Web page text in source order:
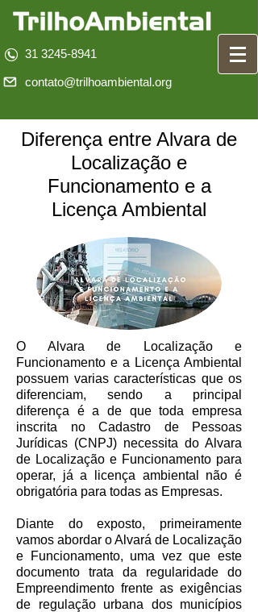
31 3245-8941
contato@trilhoambiental.org
Diferença entre Alvara de
Localização e
Funcionamento e a
Licença Ambiental
O Alvara de Localização e
Funcionamento e a Licença Ambiental
possuem varias características que os
diferenciam, sendo a principal
diferença é a de que toda empresa
inscrita no Cadastro de Pessoas
Jurídicas (CNPJ) necessita do Alvara
de Localização e Funcionamento para
operar, já a licença ambiental não é
obrigatória para todas as Empresas.
Diante do exposto, primeiramente
vamos abordar o Alvará de Localização
e Funcionamento, uma vez que este
documento trata da regularidade do
Empreendimento frente as exigências
de regulação urbana dos municípios